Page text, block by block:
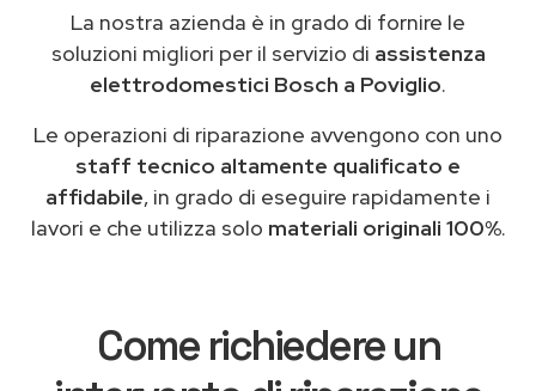
La nostra azienda è in grado di fornire le
soluzioni migliori per il servizio di assistenza
elettrodomestici Bosch a Poviglio.
Le operazioni di riparazione avvengono con uno
staff tecnico altamente qualificato e
affidabile, in grado di eseguire rapidamente i
lavori e che utilizza solo materiali originali 100%.
Come richiedere un